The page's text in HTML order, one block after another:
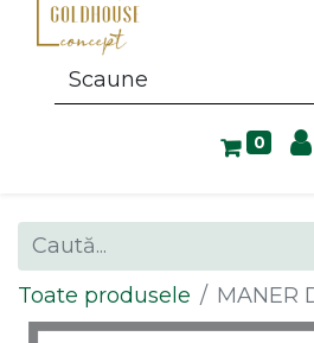
0
Toate produsele MANER